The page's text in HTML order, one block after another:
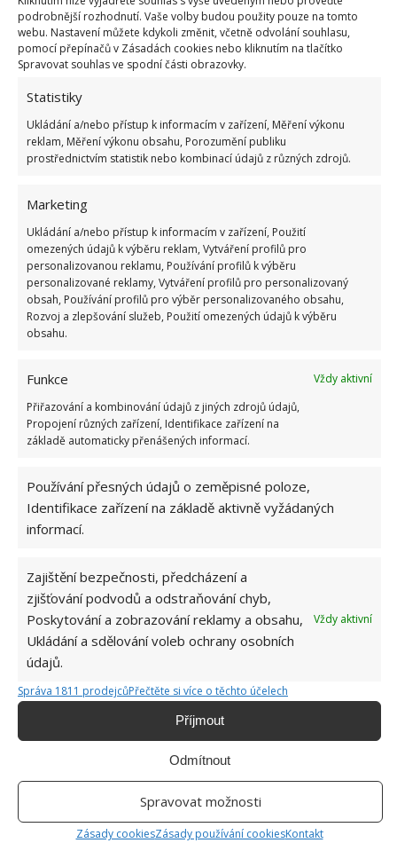
podrobnější rozhodnutí. Vaše volby budou použity pouze na tomto
webu. Nastavení můžete kdykoli změnit, včetně odvolání souhlasu,
pomocí přepínačů v Zásadách cookies nebo kliknutím na tlačítko
Spravovat souhlas ve spodní části obrazovky.
Statistiky
Ukládání a/nebo přístup k informacím v zařízení, Měření výkonu
reklam, Měření výkonu obsahu, Porozumění publiku
prostřednictvím statistik nebo kombinací údajů z různých zdrojů.
Marketing
Ukládání a/nebo přístup k informacím v zařízení, Použití
omezených údajů k výběru reklam, Vytváření profilů pro
personalizovanou reklamu, Používání profilů k výběru
personalizované reklamy, Vytváření profilů pro personalizovaný
obsah, Používání profilů pro výběr personalizovaného obsahu,
Rozvoj a zlepšování služeb, Použití omezených údajů k výběru
obsahu.
Funkce
Vždy aktivní
Přiřazování a kombinování údajů z jiných zdrojů údajů,
Propojení různých zařízení, Identifikace zařízení na
základě automaticky přenášených informací.
Používání přesných údajů o zeměpisné poloze,
Identifikace zařízení na základě aktivně vyžádaných
informací.
Zajištění bezpečnosti, předcházení a
zjišťování podvodů a odstraňování chyb,
Poskytování a zobrazování reklamy a obsahu,
Ukládání a sdělování voleb ochrany osobních
údajů.
Vždy aktivní
Správa 1811 prodejcůPřečtěte si více o těchto účelech
Příjmout
Odmítnout
Spravovat možnosti
Zásady cookiesZásady používání cookiesKontakt
přihrádku můžete namočit do vody s čisticím
prostředkem. Pokud ale není možnosti vytažení
komor, nezbývá než přípravek nastříkat přímo do
komory, nechat působit a poté provést důkladné
ruční čištění.
Fotografie: Freepik
O filtr je potřeba se starat, protože jinak se voda
začne vypouštět a hrozí vytopení bytu. Budete
jiný nástroj. Podlahu nejdříve zakryjte ručníkem,
dejte plech na pečení pod odtok a odšroubujte víko.
Odstraňte nečistoty a otvor znovu zavřete.